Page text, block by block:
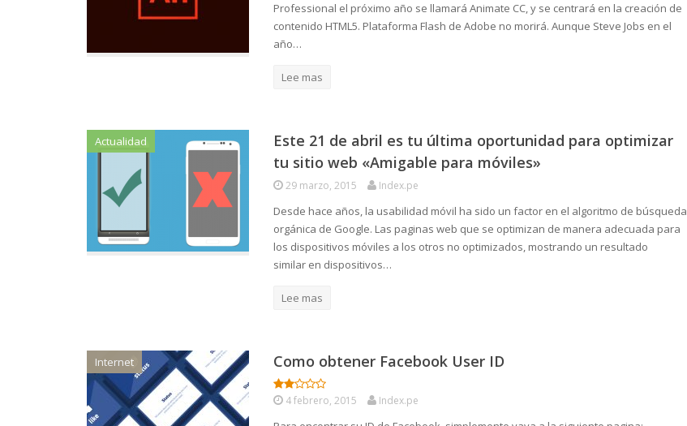
Professional el próximo año se llamará Animate CC, y se centrará en la creación de
contenido HTML5. Plataforma Flash de Adobe no morirá. Aunque Steve Jobs en el
año…
Lee mas
Actualidad
Este 21 de abril es tu última oportunidad para optimizar
tu sitio web «Amigable para móviles»
29 marzo, 2015 Index.pe
Desde hace años, la usabilidad móvil ha sido un factor en el algoritmo de búsqueda
orgánica de Google. Las paginas web que se optimizan de manera adecuada para
los dispositivos móviles a los otros no optimizados, mostrando un resultado
similar en dispositivos…
Lee mas
Internet Como obtener Facebook User ID
4 febrero, 2015 Index.pe